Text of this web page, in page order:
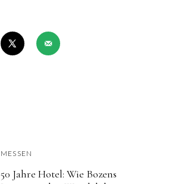
MESSEN
50 Jahre Hotel: Wie Bozens